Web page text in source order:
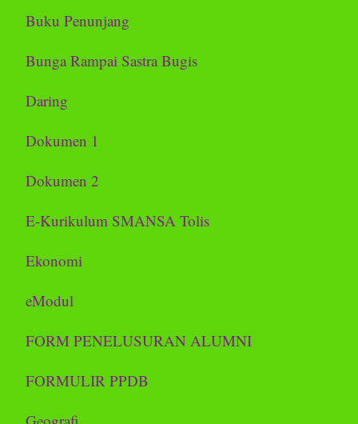
Buku Penunjang
Bunga Rampai Sastra Bugis
Daring
Dokumen 1
Dokumen 2
E-Kurikulum SMANSA Tolis
Ekonomi
eModul
FORM PENELUSURAN ALUMNI
FORMULIR PPDB